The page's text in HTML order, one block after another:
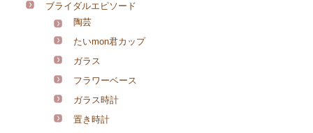
ブライダルエピソード
陶芸
たいmon君カップ
ガラス
フラワーベース
ガラス時計
置き時計